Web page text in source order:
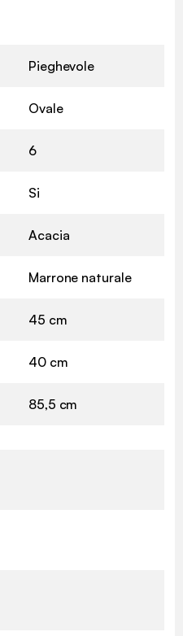
Pieghevole
Ovale
6
Si
Acacia
Marrone naturale
45 cm
40 cm
85,5 cm